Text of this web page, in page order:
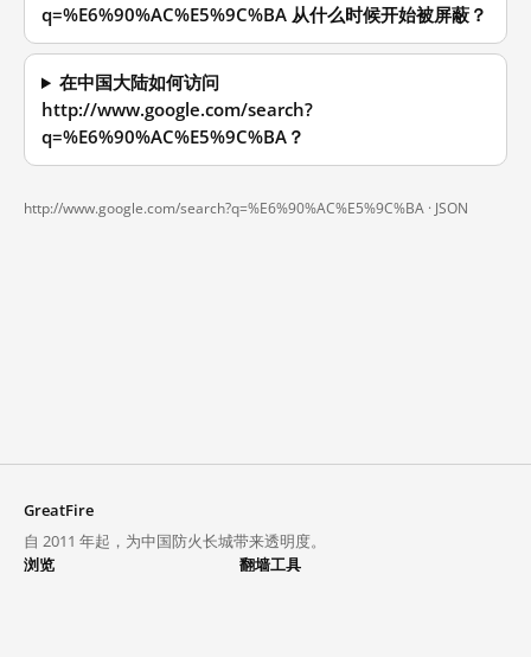
q=%E6%90%AC%E5%9C%BA 从什么时候开始被屏蔽？
在中国大陆如何访问
http://www.google.com/search?
q=%E6%90%AC%E5%9C%BA？
http://www.google.com/search?q=%E6%90%AC%E5%9C%BA · JSON
GreatFire
自 2011 年起，为中国防火长城带来透明度。
浏览
翻墙工具